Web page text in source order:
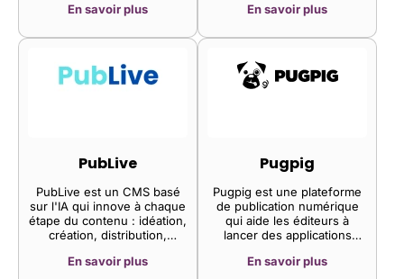
matière de monétisation. La
fonctionnalités telles que la
bidding, des solutions de
monétisation entièrement
éditeurs de maximiser leurs
revenus publicitaires et de
centraliser toutes leurs
opérations sur une
plateforme unique. Elle
propose également des
abonnements premium leur
permettant de vendre leur
inventaire publicitaire
En savoir plus
comprend la gestion
canaux, l'optimisation des
stratégie de publicité native,
les opérations publicitaires,
de bénéficier d'une gamme
complète de services
publicitaires.
En savoir plus
PubLive
PubLive est un CMS basé
sur l'IA qui innove à chaque
étape du contenu : idéation,
création, distribution,
En savoir plus
Pugpig
Pugpig est une plateforme
de publication numérique
qui aide les éditeurs à
lancer des applications
des archives numériques en
En savoir plus